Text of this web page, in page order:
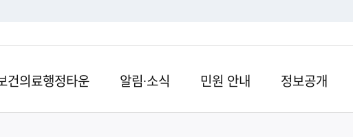
건의료행정타운 알림·소식 민원 안내 정보공개